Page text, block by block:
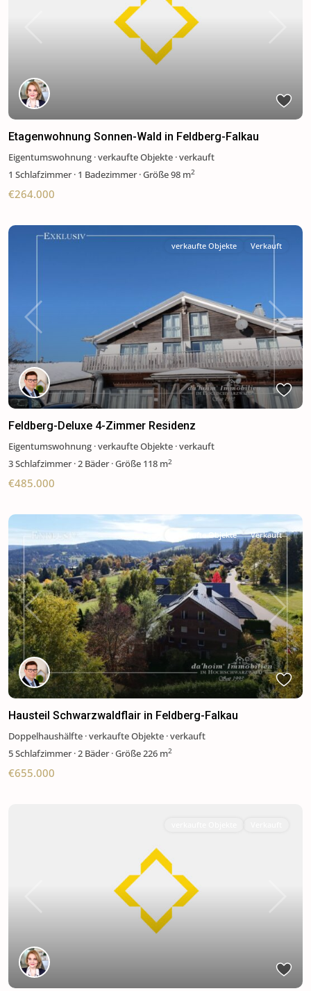
Etagenwohnung Sonnen-Wald in Feldberg-Falkau
Eigentumswohnung ·verkaufte Objekte ·verkauft
1 Schlafzimmer · 1 Badezimmer ·Größe98 m2
€264.000
Next
verkaufte Objekte Verkauft
Feldberg-Deluxe 4-Zimmer Residenz
Eigentumswohnung ·verkaufte Objekte ·verkauft
3Schlafzimmer ·2 Bäder ·Größe 118 m2
€485.000
Previous Next
verkaufte Objekte Verkauft
Hausteil Schwarzwaldflair in Feldberg-Falkau
Doppelhaushälfte ·verkaufte Objekte ·verkauft
5Schlafzimmer ·2 Bäder ·Größe226 m2
€655.000